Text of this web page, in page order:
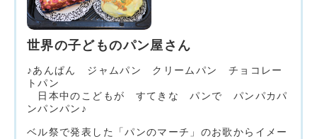
世界の子どものパン屋さん
♪あんぱん ジャムパン クリームパン チョコレー
トパン
日本中のこどもが すてきな パンで パンパカパ
ンパンパン♪
ベル祭で発表した「パンのマーチ」のお歌からイメー